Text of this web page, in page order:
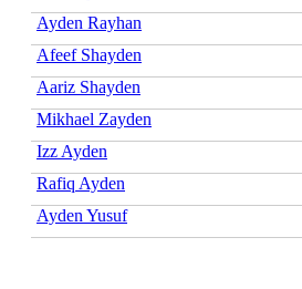
Ayden Rayhan
Afeef Shayden
Aariz Shayden
Mikhael Zayden
Izz Ayden
Rafiq Ayden
Ayden Yusuf